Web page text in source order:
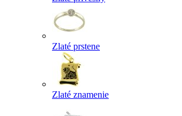
Zlaté prstene
Zlaté znamenie